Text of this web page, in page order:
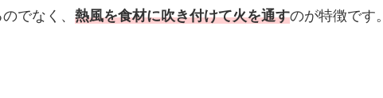
でなく、 熱風を食材に吹き付けて火を通すのが特徴です。